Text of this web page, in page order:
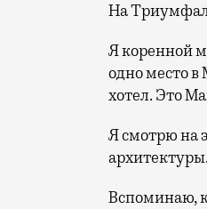
На
Я коренной
одно место в
хотел. Это
Я смотрю на
Вспоминаю,